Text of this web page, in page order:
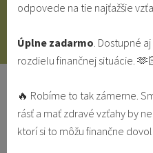
​Manželstvo –
ťa zabilo
IDENTITA KRÍZA PREKLAD V
odpovede na tie najťažšie
Úplne zadarmo. Dostupné
rozdielu finančnej situácie.
🔥 Robíme to tak zámerne.
rásť a mať zdravé vzťahy by
ktorí si to môžu finančne